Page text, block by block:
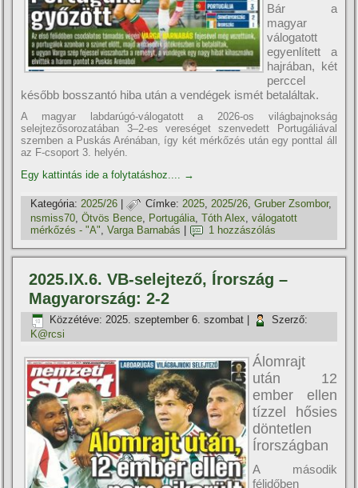
Bár a
magyar
válogatott
egyenlített a
hajrában, két
perccel
később bosszantó hiba után a vendégek ismét betaláltak.
A magyar labdarúgó-válogatott a 2026-os világbajnokság
selejtezősorozatában 3–2-es vereséget szenvedett Portugáliával
szemben a Puskás Arénában, így két mérkőzés után egy ponttal áll
az F-csoport 3. helyén.
Egy kattintás ide a folytatáshoz....
→
Kategória: 2025/26 | Címke: 2025,2025/26,Gruber Zsombor,
nsmiss70 ,Ötvös Bence Portugália ,Tóth Alex ,válogatott
mérkőzés - "A",Varga Barnabás 1 hozzászólás
2025.IX.6. VB-selejtező, Írország –
Magyarország: 2-2
Közzétéve: 2025. szeptember 6. szombat
Szerző:
K@rcsi
Álomrajt
után 12
ember ellen
tízzel hősies
döntetlen
Írországban
A második
félidőben